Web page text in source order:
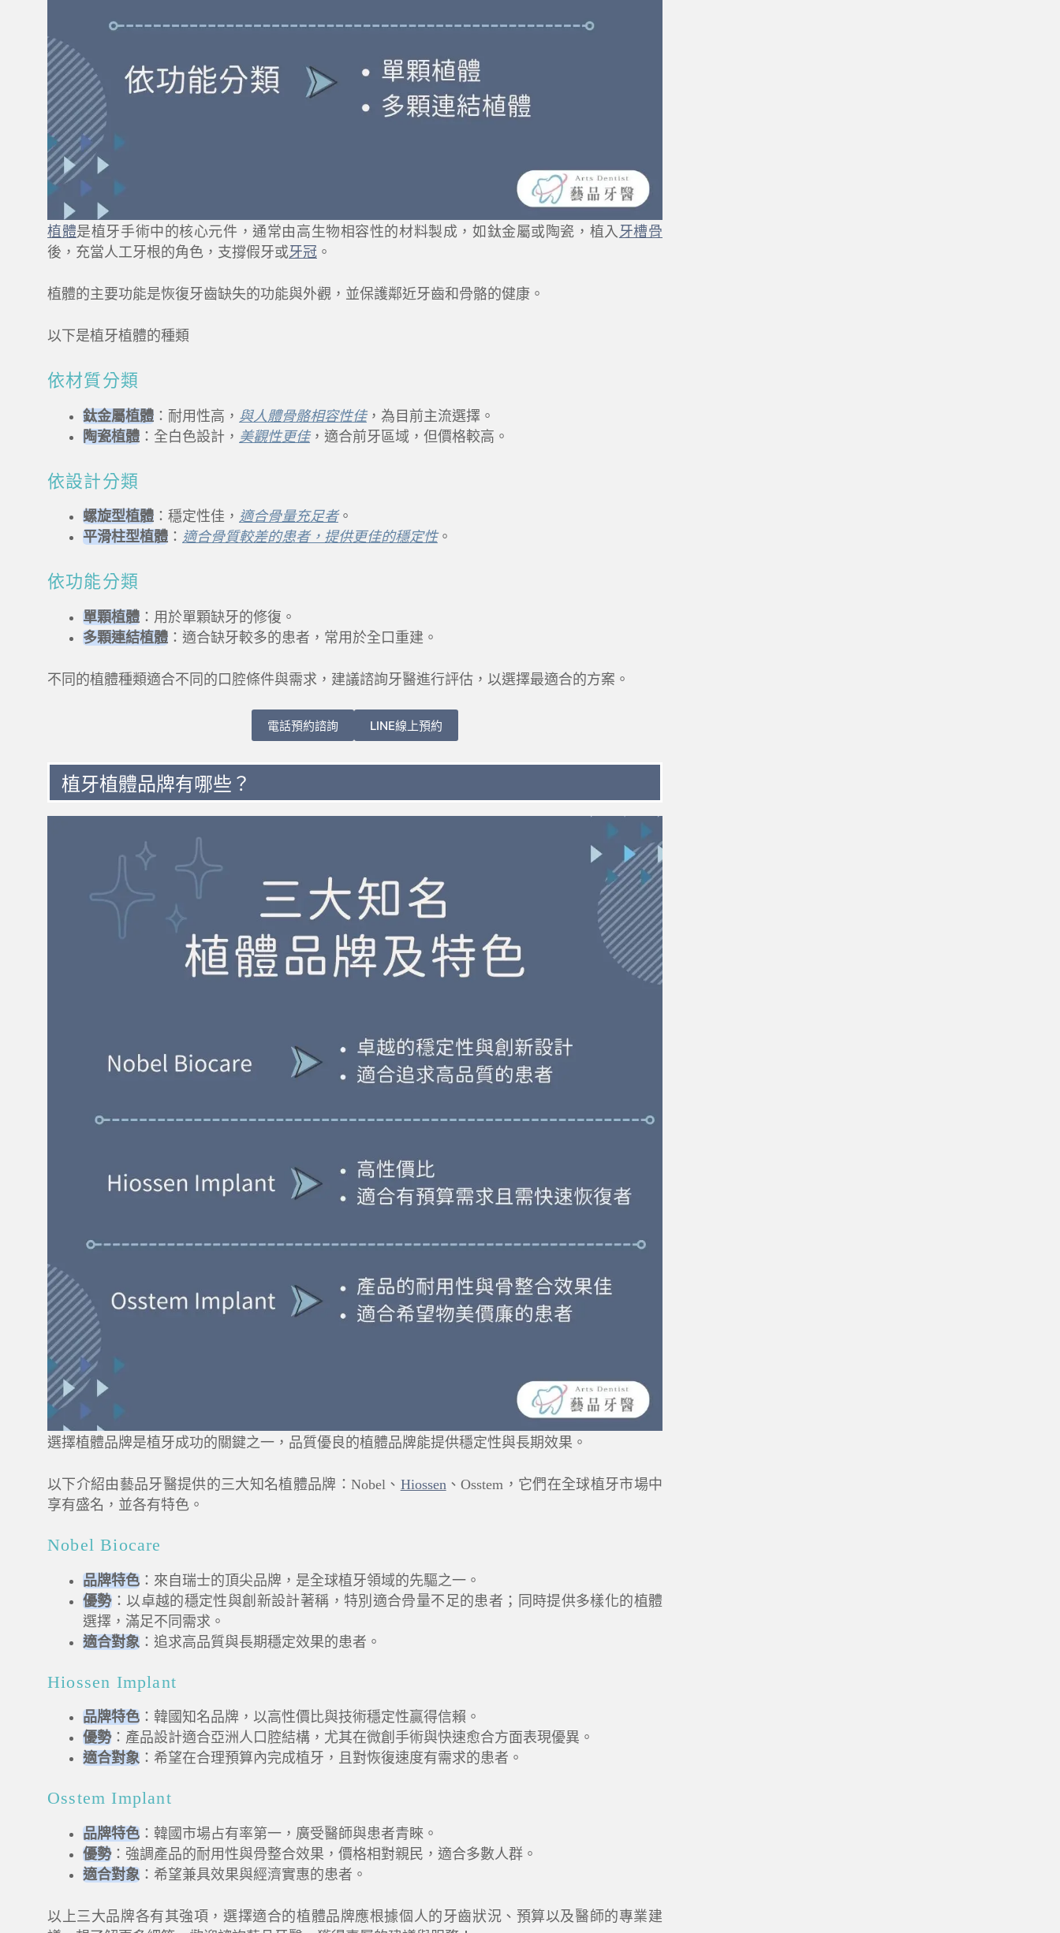
植體是植牙手術中的核心元件，通常由高生物相容性的材料製成，如鈦金屬或陶瓷，植入牙槽骨
後，充當人工牙根的角色，支撐假牙或牙冠 。
植體的主要功能是恢復牙齒缺失的功能與外觀，並保護鄰近牙齒和骨骼的健康。
以下是植牙植體的種類
依材質分類
鈦金屬植體 ：耐用性高， 與人體骨骼相容性佳，為目前主流選擇。
陶瓷植體 ：全白色設計， 美觀性更佳，適合前牙區域，但價格較高。
依設計分類
螺旋型植體 ：穩定性佳， 適合骨量充足者。
平滑柱型植體 ： 適合骨質較差的患者，提供更佳的穩定性。
依功能分類
單顆植體 ：用於單顆缺牙的修復。
多顆連結植體 ：適合缺牙較多的患者，常用於全口重建。
不同的植體種類適合不同的口腔條件與需求，建議諮詢牙醫進行評估，以選擇最適合的方案。
電話預約諮詢 LINE線上預約
植牙植體品牌有哪些？
選擇植體品牌是植牙成功的關鍵之一，品質優良的植體品牌能提供穩定性與長期效果。
以下介紹由藝品牙醫提供的三大知名植體品牌：Nobel、 Hiossen、Osstem，它們在全球植牙市場中
享有盛名，並各有特色。
Nobel Biocare
品牌特色 ：來自瑞士的頂尖品牌，是全球植牙領域的先驅之一。
優勢：以卓越的穩定性與創新設計著稱，特別適合骨量不足的患者；同時提供多樣化的植體
選擇，滿足不同需求。
適合對象 ：追求高品質與長期穩定效果的患者。
Hiossen Implant
品牌特色 ：韓國知名品牌，以高性價比與技術穩定性贏得信賴。
優勢：產品設計適合亞洲人口腔結構，尤其在微創手術與快速愈合方面表現優異。
適合對象 ：希望在合理預算內完成植牙，且對恢復速度有需求的患者。
Osstem Implant
品牌特色 ：韓國市場占有率第一，廣受醫師與患者青睞。
優勢：強調產品的耐用性與骨整合效果，價格相對親民，適合多數人群。
適合對象 ：希望兼具效果與經濟實惠的患者。
以上三大品牌各有其強項，選擇適合的植體品牌應根據個人的牙齒狀況、預算以及醫師的專業建